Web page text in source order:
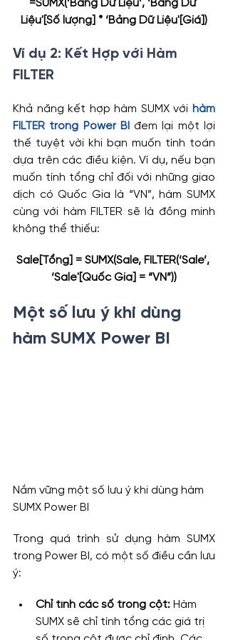
=SUMX(‘Bảng Dữ Liệu’, ‘Bảng Dữ
Liệu'[Số lượng] * ‘Bảng Dữ Liệu'[Giá])
Ví dụ 2: Kết Hợp với Hàm
FILTER
Khả năng kết hợp hàm SUMX với hàm
FILTER trong Power BI đem lại một lợi
thế tuyệt vời khi bạn muốn tính toán
dựa trên các điều kiện. Ví dụ, nếu bạn
muốn tính tổng chỉ đối với những giao
dịch có Quốc Gia là “VN”, hàm SUMX
cùng với hàm FILTER sẽ là đồng minh
không thể thiếu:
Sale[Tổng] = SUMX(Sale, FILTER(‘Sale’,
‘Sale'[Quốc Gia] = “VN”))
Một số lưu ý khi dùng
hàm SUMX Power BI
Nắm vững một số lưu ý khi dùng hàm
SUMX Power BI
Trong quá trình sử dụng hàm SUMX
trong Power BI, có một số điều cần lưu
ý:
Chỉ tính các số trong cột: Hàm
SUMX sẽ chỉ tính tổng các giá trị